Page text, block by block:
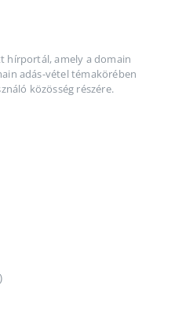
hírportál, amely a domain
adás-vétel témakörében
közösség részére.